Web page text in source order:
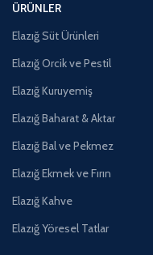
ÜRÜNLER
Elazığ Süt Ürünleri
Elazığ Orcik ve Pestil
Elazığ Kuruyemiş
Elazığ Baharat & Aktar
Elazığ Bal ve Pekmez
Elazığ Ekmek ve Fırın
Elazığ Kahve
Elazığ Yöresel Tatlar